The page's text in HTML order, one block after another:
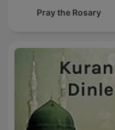
Pray the Rosary